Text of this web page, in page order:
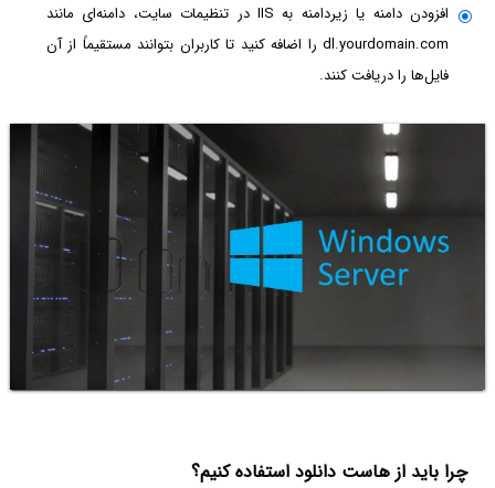
افزودن دامنه یا زیردامنه به IIS در تنظیمات سایت، دامنه‌ای مانند
dl.yourdomain.com را اضافه کنید تا کاربران بتوانند مستقیماً از آن
فایل‌ها را دریافت کنند.
چرا باید از هاست دانلود استفاده کنیم؟